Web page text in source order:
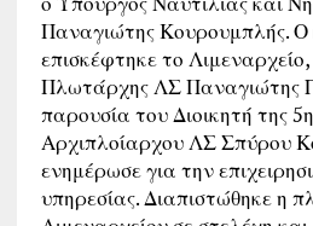
Παναγιώτης Κουρουμπλής.
επισκέφτηκε το
Πλωτάρχης ΛΣ Παναγιώτης
παρουσία του Διοικητή της
Αρχιπλοίαρχου ΛΣ Σπύρου
ενημέρωσε για την
υπηρεσίας. Διαπιστώθηκε η